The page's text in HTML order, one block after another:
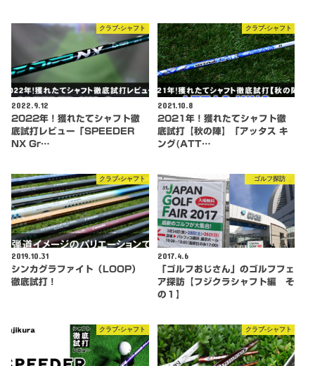
クラブ-シャフト
2022.9.12
2022年！獲れたてシャフト徹
底試打レビュー「SPEEDER
NX Gr…
クラブ-シャフト
2021.10.8
2021年！獲れたてシャフト徹
底試打【秋の陣】「アッタス キ
ング(ATT…
クラブ-シャフト
2019.10.31
シンカグラファイト（LOOP）
徹底試打！
ゴルフ探訪
2017.4.6
「ゴルフおじさん」のゴルフフェ
ア探訪【フジクラシャフト編 そ
の１】
クラブ-シャフト クラブ-シャフト